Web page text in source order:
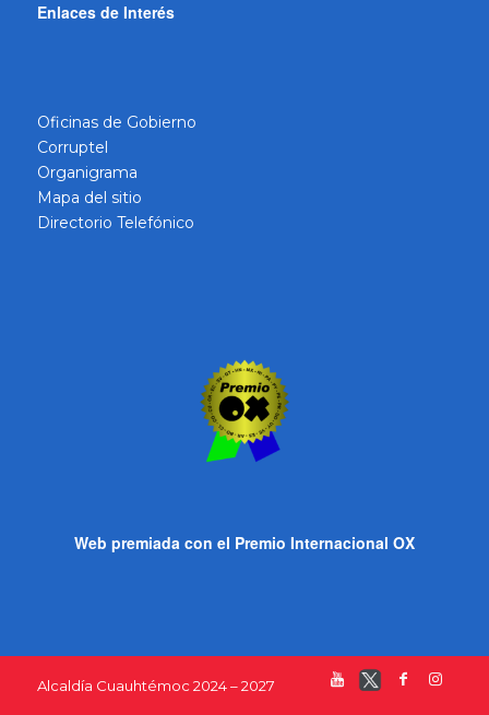
Enlaces de Interés
Oficinas de Gobierno
Corruptel
Organigrama
Mapa del sitio
Directorio Telefónico
Web premiada con el Premio Internacional OX
Alcaldía Cuauhtémoc 2024 – 2027